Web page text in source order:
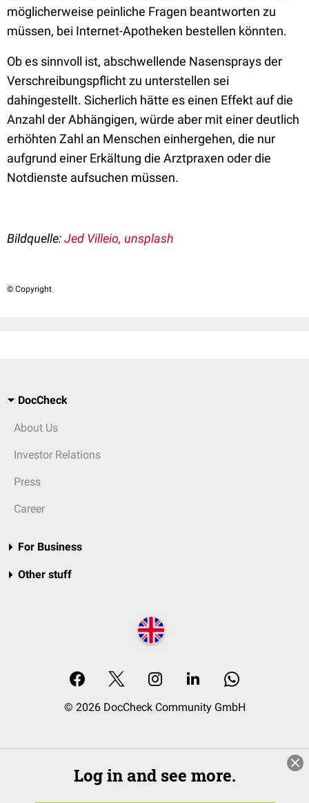
möglicherweise peinliche Fragen beantworten zu
müssen, bei Internet-Apotheken bestellen könnten.
Ob es sinnvoll ist, abschwellende Nasensprays der
Verschreibungspflicht zu unterstellen sei
dahingestellt. Sicherlich hätte es einen Effekt auf die
Anzahl der Abhängigen, würde aber mit einer deutlich
erhöhten Zahl an Menschen einhergehen, die nur
aufgrund einer Erkältung die Arztpraxen oder die
Notdienste aufsuchen müssen.
Bildquelle:Jed Villeio, unsplash
© Copyright
DocCheck
About Us
Investor Relations
Press
Career
For Business
Other stuff
© 2026 DocCheck Community GmbH
Log in and see more.